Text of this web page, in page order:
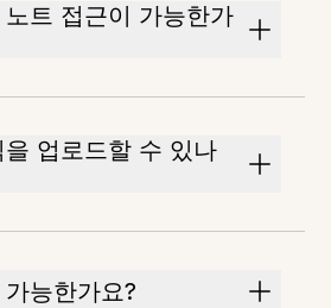
트 접근이 가능한가
업로드할 수 있나
능한가요?